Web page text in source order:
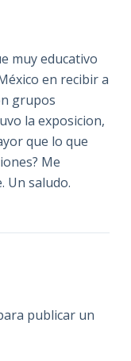
muy educativo
en recibir a
grupos
la exposicion,
que lo que
Me
Un saludo.
publicar un